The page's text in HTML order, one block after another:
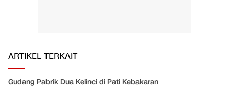
ARTIKEL TERKAIT
Gudang Pabrik Dua Kelinci di Pati Kebakaran